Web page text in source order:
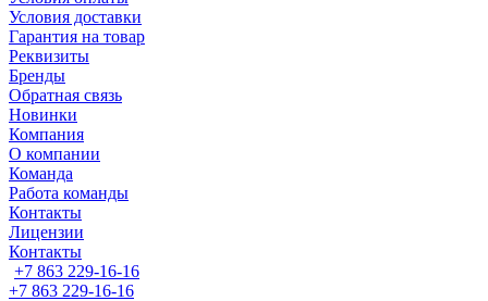
Условия доставки
Гарантия на товар
Реквизиты
Бренды
Обратная связь
Новинки
Компания
О компании
Команда
Работа команды
Контакты
Лицензии
Контакты
+7 863 229-16-16
+7 863 229-16-16